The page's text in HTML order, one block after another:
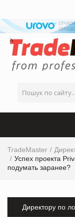
TradeMaster
Успех проекта
подумать заранее?
Директору по